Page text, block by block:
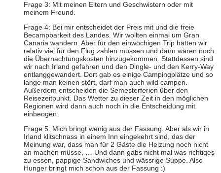
Frage 3: Mit meinen Eltern und Geschwistern oder mit
meinem Freund.
Frage 4: Bei mir entscheidet der Preis mit und die freie
Becampbarkeit des Landes. Wir wollten einmal um Gran
Canaria wandern. Aber für den einwöchigen Trip hätten wir
relativ viel für den Flug zahlen müssen und dann wären noch
die Übernachtungskosten hinzugekommen. Stattdessen sind
wir nach Irland gefahren und den Dingle- und den Kerry-Way
entlanggewandert. Dort gab es einige Campingplätze und so
lange man keinen stört, darf man auch wild campen.
Außerdem entscheiden die Semesterferien über den
Reisezeitpunkt. Das Wetter zu dieser Zeit in den möglichen
Regionen wird dann auch noch in die Entscheidung mit
einbeogen.
Frage 5: Mich bringt wenig aus der Fassung. Aber als wir in
Irland klitschnass in einem Inn eingekehrt sind, das der
Meinung war, dass man für 2 Gäste die Heizung noch nicht
an machen müsse, … Und dann gabs nicht mal was richtiges
zu essen, pappige Sandwiches und wässrige Suppe. Also
Hunger bringt mich schon aus der Fassung :)